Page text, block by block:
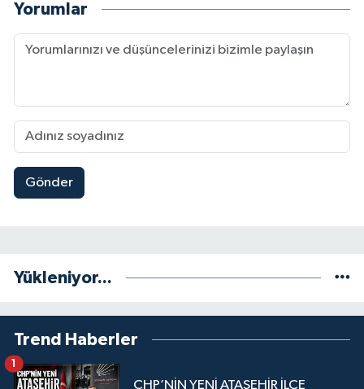
Yorumlar
Gönder
Yükleniyor...
Trend Haberler
CHP’NİN YENİ ATAŞEHİR İLÇE
1